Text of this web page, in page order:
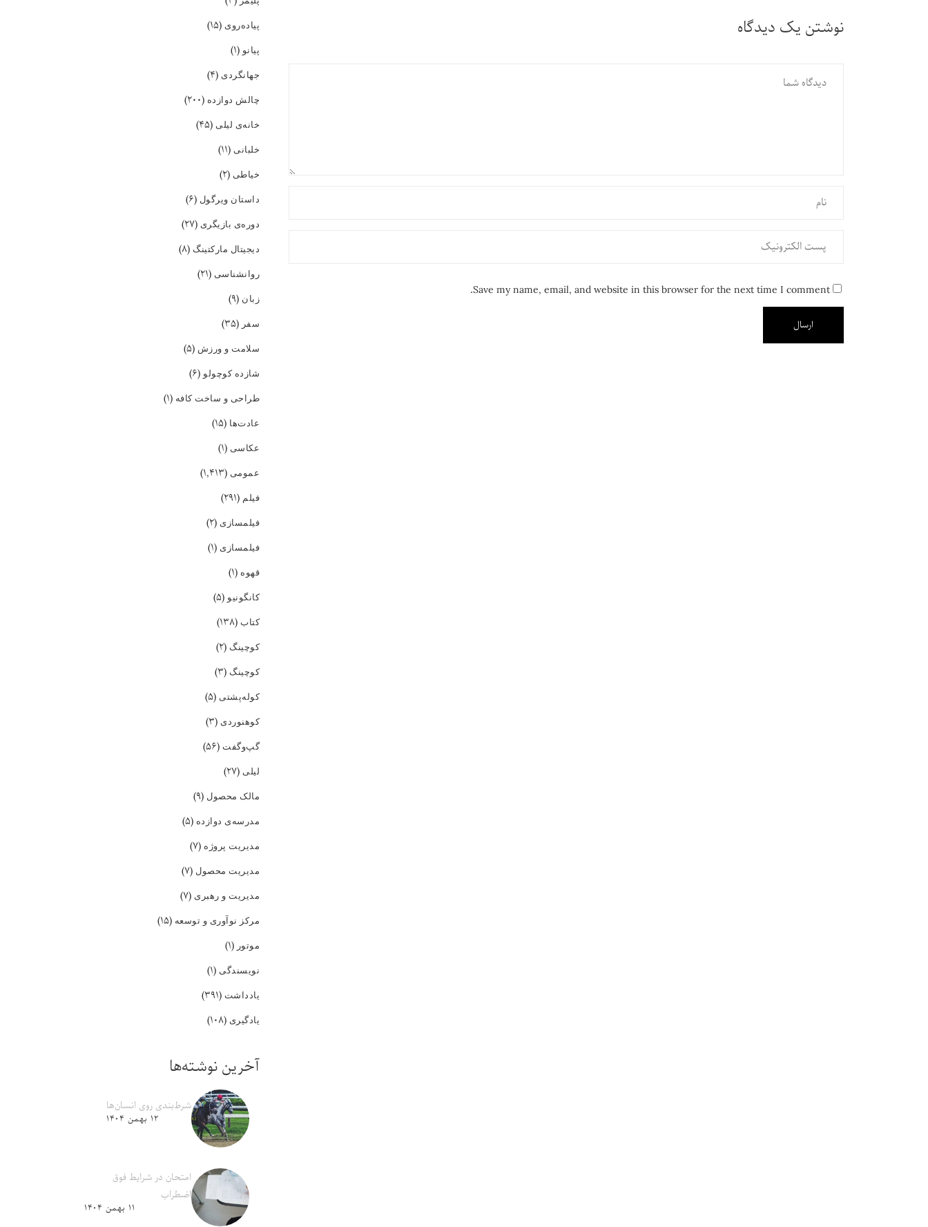
نوشتن یک دیدگاه
Save my name, email, and website in this browser for the next time I comment.
پیاده‌روی (۱۵)
پیانو(۱)
جهانگردی (۴)
چالش دوازده (۲۰۰)
خانه‌ی لیلی (۴۵)
خلبانی (۱۱)
خیاطی (۲)
داستان ویرگول (۶)
دوره‌ی بازیگری (۲۷)
دیجیتال مارکتینگ (۸)
روانشناسی (۲۱)
زبان (۹)
سفر(۳۵)
سلامت و ورزش (۵)
شازده کوچولو(۶)
طراحی و ساخت کافه (۱)
عادت‌ها (۱۵)
عکاسی (۱)
عمومی (۱,۴۱۳)
فیلم (۲۹۱)
فیلمسازی (۲)
فیلمسازی (۱)
قهوه (۱)
کانگونیو(۵)
کتاب (۱۳۸)
کوچینگ (۲)
کوچینگ (۳)
کوله‌پشتی (۵)
کوهنوردی (۳)
گپ‌و‌گفت (۵۶)
لیلی (۲۷)
مالک محصول (۹)
مدرسه‌ی دوازده (۵)
مدیریت پروژه (۷)
مدیریت محصول (۷)
مدیریت و رهبری (۷)
مرکز نوآوری و توسعه (۱۵)
موتور(۱)
نویسندگی (۱)
یادداشت (۳۹۱)
یادگیری (۱۰۸)
آخرین نوشته‌ها
شرط‌بندی روی انسان‌ها
۱۲ بهمن ۱۴۰۴
امتحان در شرایط فوق
اضطراب
۱۱ بهمن ۱۴۰۴